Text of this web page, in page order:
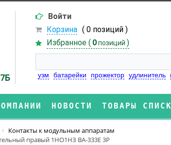
Войти
Корзина ( 0 позиций )
Избранное ( 0 позиций )
узм батарейки прожектор удлинитель
НОВОСТИ ТОВАРЫ
Контакты к модульным аппаратам
правый 1НО1НЗ ВА-333E 3P